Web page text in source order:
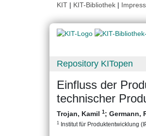
KIT | KIT-Bibliothek |
Repository KITopen
Einfluss der
technischer
Trojan, Kamil 1; Germann,
1 Institut für Produktentwicklung